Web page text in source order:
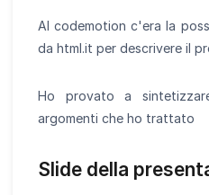
Al codemotion c'era la
da html.it per descrivere il
Ho provato a
argomenti che ho trattato
Slide della